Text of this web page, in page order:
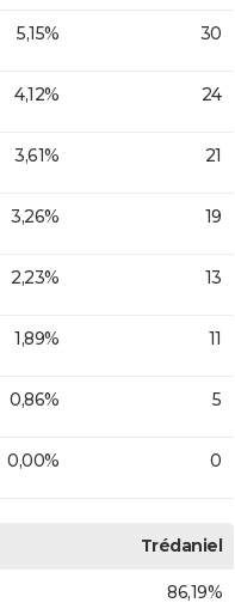
5,15% 30
4,12% 24
3,61% 21
3,26% 19
2,23% 13
1,89% 11
0,86% 5
0,00% 0
Trédaniel
86,19%